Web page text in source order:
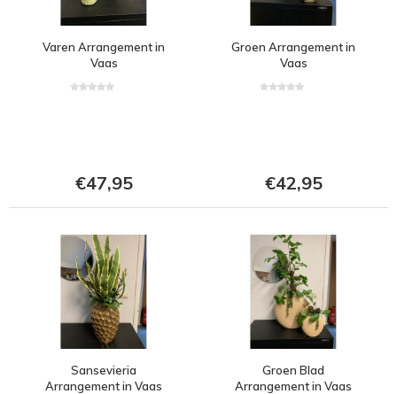
Varen Arrangement in
Vaas
€47,95
Groen Arrangement in
Vaas
€42,95
Sansevieria
Arrangement in Vaas
Groen Blad
Arrangement in Vaas